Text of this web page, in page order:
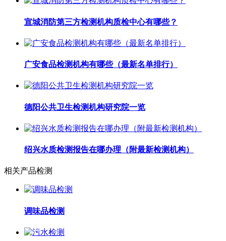
宣城消防第三方检测机构质检中心有哪些？
广安食品检测机构有哪些（最新名单排行）
德阳公共卫生检测机构研究院一览
绍兴水质检测报告在哪办理（附最新检测机构）
相关产品检测
调味品检测